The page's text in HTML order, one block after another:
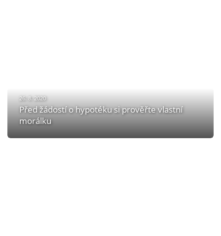
26. 8. 2020
Před žádostí o hypotéku si prověřte vlastní
morálku